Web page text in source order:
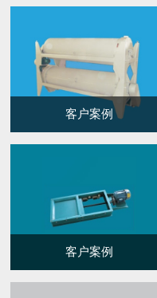
客户案例
客户案例